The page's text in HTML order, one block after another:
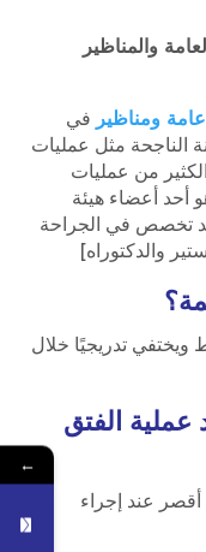
والمناظير
ومناظير في
الناجحة مثل عمليات
من عمليات
أحد أعضاء هيئة
تخصص في الجراحة
والدكتوراه]
ويختفي تدريجيًا خلال
الفتق
عند إجراء
←